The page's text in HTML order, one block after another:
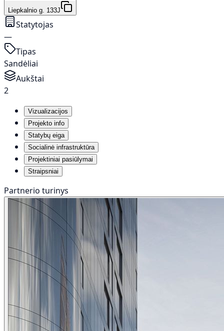
Liepkalnio g. 133J
Statytojas
—
Tipas
Sandėliai
Aukštai
2
Vizualizacijos
Projekto info
Statybų eiga
Socialinė infrastruktūra
Projektiniai pasiūlymai
Straipsniai
Partnerio turinys